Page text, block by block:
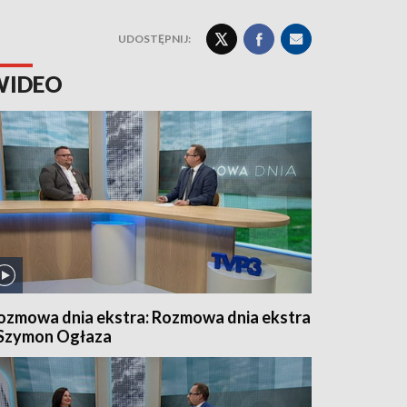
UDOSTĘPNIJ:
dnia ekstra: Rozmowa dnia ekstra
Ogłaza